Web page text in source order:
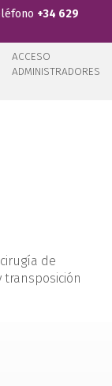
+34 629
ACCESO
ADMINISTRADORES
de